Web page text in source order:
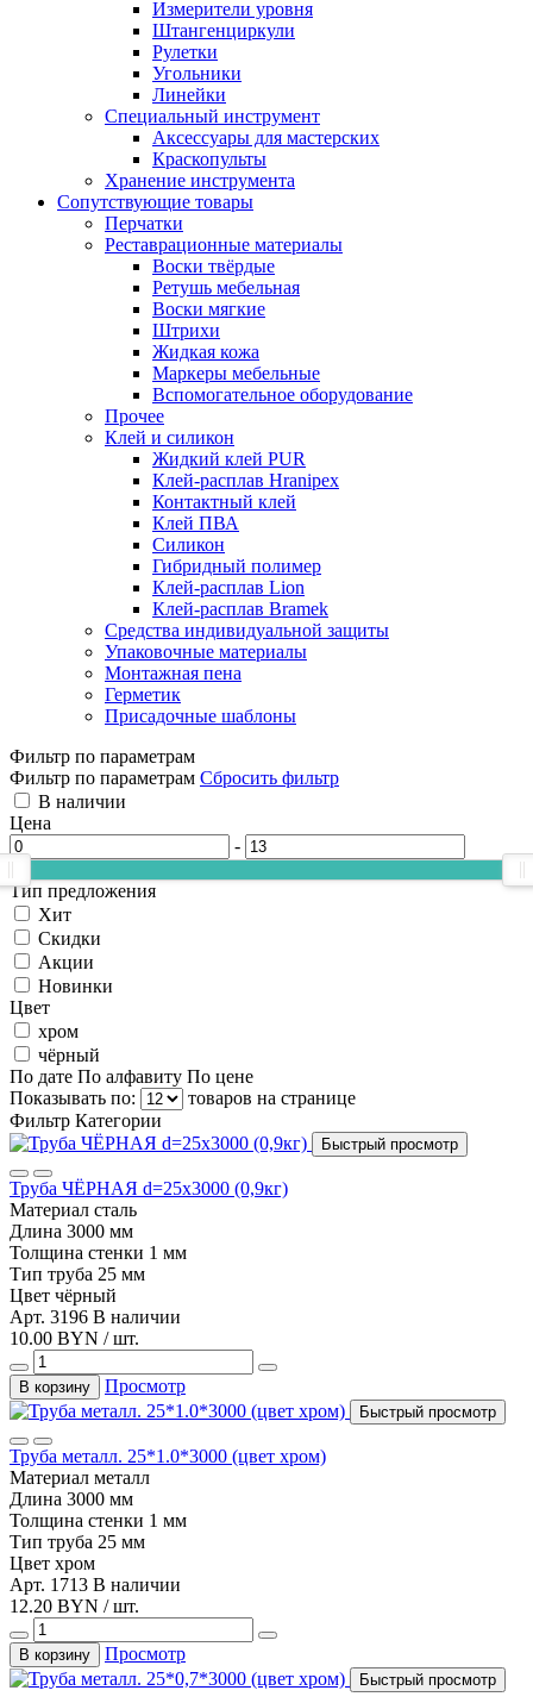
Измерители уровня
Штангенциркули
Рулетки
Угольники
Линейки
Специальный инструмент
Аксессуары для мастерских
Краскопульты
Хранение инструмента
Сопутствующие товары
Перчатки
Реставрационные материалы
Воски твёрдые
Ретушь мебельная
Воски мягкие
Штрихи
Жидкая кожа
Маркеры мебельные
Вспомогательное оборудование
Прочее
Клей и силикон
Жидкий клей PUR
Клей-расплав Hranipex
Контактный клей
Клей ПВА
Силикон
Гибридный полимер
Клей-расплав Lion
Клей-расплав Bramek
Средства индивидуальной защиты
Упаковочные материалы
Монтажная пена
Герметик
Присадочные шаблоны
Фильтр по параметрам
Фильтр по параметрам Сбросить фильтр
В наличии
Цена
-
Тип предложения
Хит
Скидки
Акции
Новинки
Цвет
хром
чёрный
По дате По алфавиту По цене
Показывать по:
товаров на странице
Фильтр Категории
Быстрый просмотр
Труба ЧЁРНАЯ d=25х3000 (0,9кг)
Материал сталь
Длина 3000 мм
Толщина стенки 1 мм
Тип труба 25 мм
Цвет чёрный
Арт. 3196 В наличии
10.00 BYN / шт.
В корзину Просмотр
Быстрый просмотр
Труба металл. 25*1.0*3000 (цвет хром)
Материал металл
Длина 3000 мм
Толщина стенки 1 мм
Тип труба 25 мм
Цвет хром
Арт. 1713 В наличии
12.20 BYN / шт.
В корзину Просмотр
Быстрый просмотр